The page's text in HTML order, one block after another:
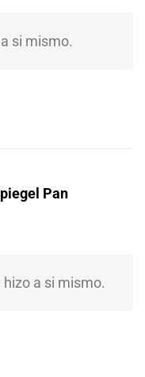
si mismo.
Pan
a si mismo.